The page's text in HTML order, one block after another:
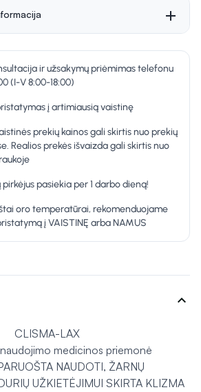
ir užsakymų priėmimas telefonu
(I-V 8:00-18:00)
į artimiausią vaistinę
prekių kainos gali skirtis nuo prekių
Realios prekės išvaizda gali skirtis nuo
pirkėjus pasiekia per 1 darbo dieną!
oro temperatūrai, rekomenduojame
į VAISTINĘ arba NAMUS
expand_more
CLISMA-LAX
medicinos priemonė
NAUDOTI, ŽARNŲ
UŽKIETĖJIMUI SKIRTA KLIZMA